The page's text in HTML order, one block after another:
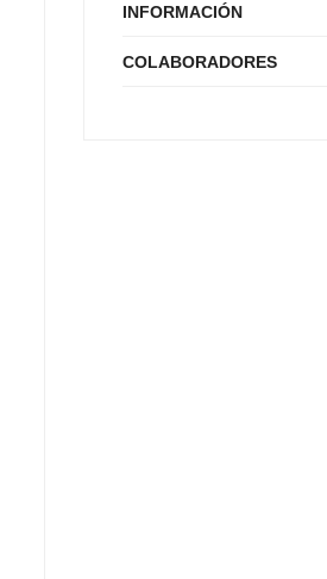
INFORMACIÓN
COLABORADORES